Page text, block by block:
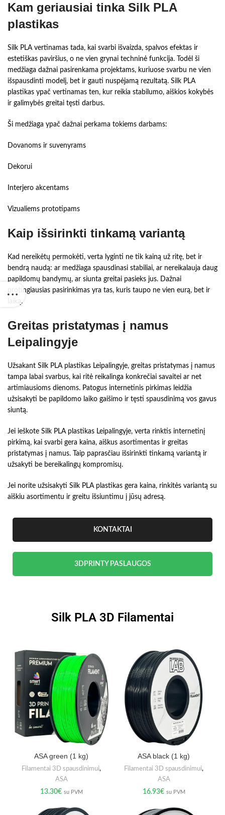
Kam geriausiai tinka Silk PLA
plastikas
Silk PLA vertinamas tada, kai svarbi išvaizda, spalvos efektas ir
estetiškas paviršius, o ne vien grynai techninė funkcija. Todėl ši
medžiaga dažnai pasirenkama projektams, kuriuose svarbu ne vien
išspausdinti modelį, bet ir gauti nuspėjamą rezultatą. Silk PLA
plastikas ypač vertinamas ten, kur reikia stabilumo, aiškios kokybės
ir galimybės greitai tęsti darbus.
Ši medžiaga ypač dažnai perkama tokiems darbams:
Dovanoms ir suvenyrams
Dekorui
Interjero akcentams
Vizualiems prototipams
Kaip išsirinkti tinkamą variantą
Kad nereikėtų permokėti, verta lyginti ne tik kainą už ritę, bet ir
bendrą naudą: ar medžiaga spausdinasi stabiliai, ar nereikalauja daug
papildomų bandymų, ar siunta greitai pasieks jus. Dažnai
protingiausias pasirinkimas yra tas, kuris taupo ne vien eurą, bet ir
laiką.
Greitas pristatymas į namus
Leipalingyje
Užsakant Silk PLA plastikas Leipalingyje, greitas pristatymas į namus
tampa labai svarbus, kai ritė reikalinga konkrečiai savaitei ar net
artimiausioms dienoms. Patogus internetinis pirkimas leidžia
užsisakyti be papildomo laiko gaišimo ir tęsti spausdinimą vos gavus
siuntą.
Jei ieškote Silk PLA plastikas Leipalingyje, verta rinktis internetinį
pirkimą, kai svarbi gera kaina, aiškus asortimentas ir greitas
pristatymas į namus. Taip paprasčiau išsirinkti tinkamą variantą ir
užsakyti be bereikalingų kompromisų.
Jei norite užsisakyti Silk PLA plastikas gera kaina, rinkitės variantą su
aiškiu asortimentu ir greitu išsiuntimu į jūsų adresą.
KONTAKTAI
3DPRINTY PASLAUGOS
Silk PLA 3D Filamentai
ASA green (1 kg)
Filamentai 3D spausdinimui,
ASA
13.30€ su PVM
ASA black (1 kg)
Filamentai 3D spausdinimui,
ASA
16.93€ su PVM